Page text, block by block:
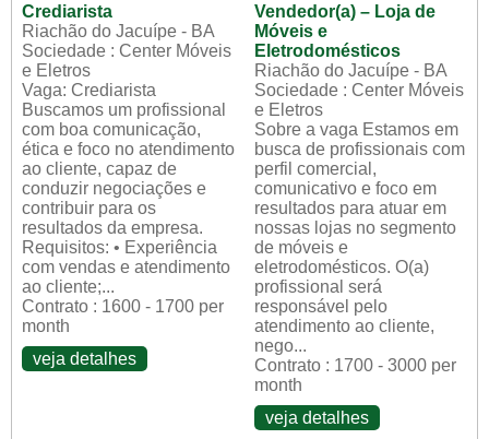
Crediarista
Riachão do Jacuípe - BA
Sociedade : Center Móveis
e Eletros
Vaga: Crediarista
Buscamos um profissional
com boa comunicação,
ética e foco no atendimento
ao cliente, capaz de
conduzir negociações e
contribuir para os
resultados da empresa.
Requisitos: • Experiência
com vendas e atendimento
ao cliente;...
Contrato : 1600 - 1700 per
month
veja detalhes
Vendedor(a) – Loja de
Móveis e
Eletrodomésticos
Riachão do Jacuípe - BA
Sociedade : Center Móveis
e Eletros
Sobre a vaga Estamos em
busca de profissionais com
perfil comercial,
comunicativo e foco em
resultados para atuar em
nossas lojas no segmento
de móveis e
eletrodomésticos. O(a)
profissional será
responsável pelo
atendimento ao cliente,
nego...
Contrato : 1700 - 3000 per
month
veja detalhes